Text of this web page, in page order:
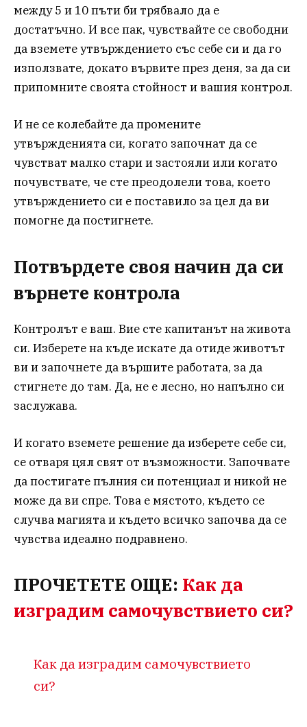
между 5 и 10 пъти би трябвало да е
достатъчно. И все пак, чувствайте се свободни
да вземете утвърждението със себе си и да го
използвате, докато вървите през деня, за да си
припомните своята стойност и вашия контрол.
И не се колебайте да промените
утвържденията си, когато започнат да се
чувстват малко стари и застояли или когато
почувствате, че сте преодолели това, което
утвърждението си е поставило за цел да ви
помогне да постигнете.
Потвърдете своя начин да си
върнете контрола
Контролът е ваш. Вие сте капитанът на живота
си. Изберете на къде искате да отиде животът
ви и започнете да вършите работата, за да
стигнете до там. Да, не е лесно, но напълно си
заслужава.
И когато вземете решение да изберете себе си,
се отваря цял свят от възможности. Започвате
да постигате пълния си потенциал и никой не
може да ви спре. Това е мястото, където се
случва магията и където всичко започва да се
чувства идеално подравнено.
ПРОЧЕТЕТЕ ОЩЕ: Как да
изградим самочувствието си?
Как да изградим самочувствието
си?